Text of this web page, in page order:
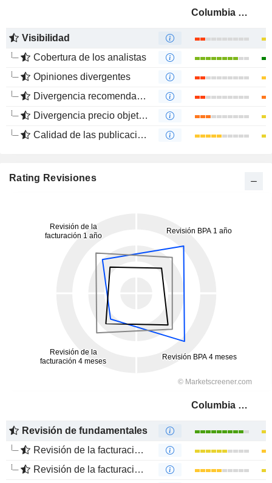
Columbia Sportswear Company
Visibilidad
Cobertura de los analistas
Opiniones divergentes
Divergencia recomendaciones analistas
Divergencia precio objetivo
Calidad de las publicaciones
Rating Revisiones
Columbia Sportswear Company
Revisión de fundamentales
Revisión de la facturación 1 año
Revisión de la facturación 4 meses